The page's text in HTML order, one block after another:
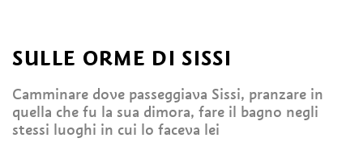
SULLE ORME DI SISSI
Camminare dove passeggiava Sissi, pranzare in
quella che fu la sua dimora, fare il bagno negli
stessi luoghi in cui lo faceva lei